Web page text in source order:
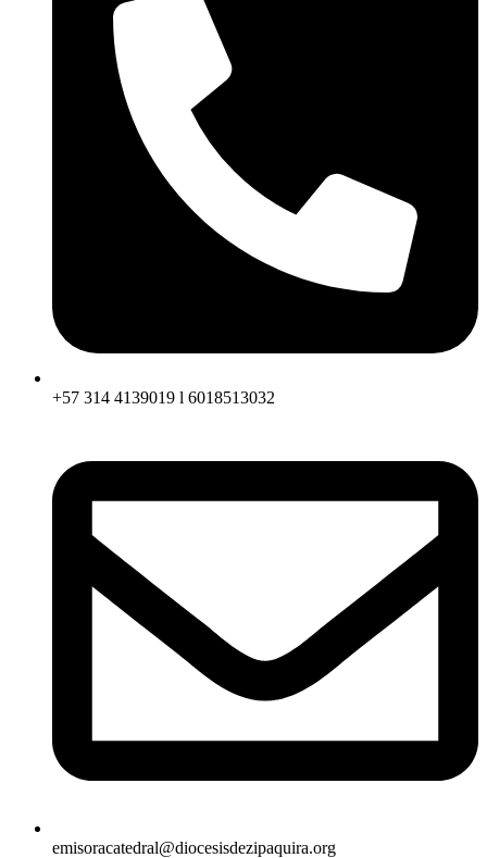
+57 314 4139019 l 6018513032
emisoracatedral@diocesisdezipaquira.org